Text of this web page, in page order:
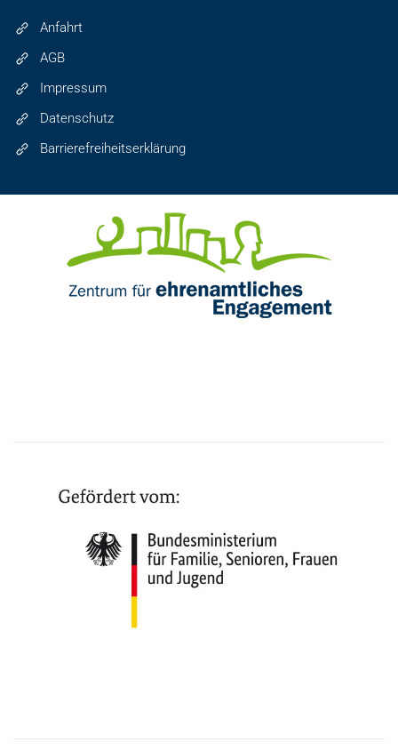
Anfahrt
AGB
Impressum
Datenschutz
Barrierefreiheitserklärung